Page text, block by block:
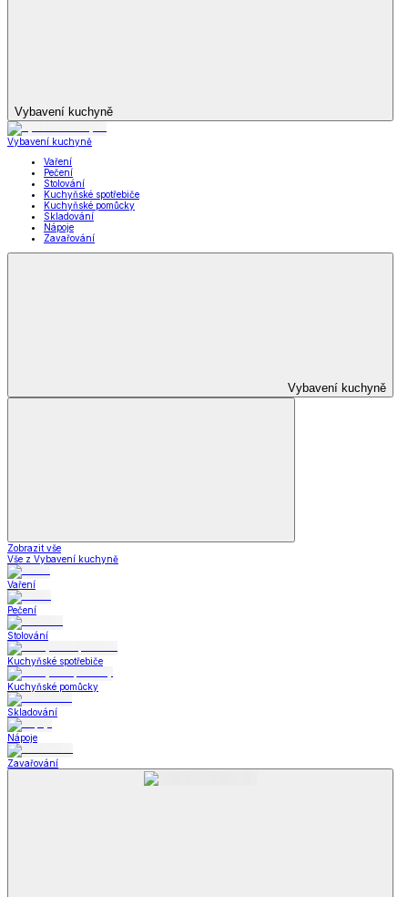
Vybavení kuchyně
Vybavení kuchyně
Vaření
Pečení
Stolování
Kuchyňské spotřebiče
Kuchyňské pomůcky
Skladování
Nápoje
Zavařování
Vybavení kuchyně
Zobrazit vše
Vše z Vybavení kuchyně
Vaření
Pečení
Stolování
Kuchyňské spotřebiče
Kuchyňské pomůcky
Skladování
Nápoje
Zavařování